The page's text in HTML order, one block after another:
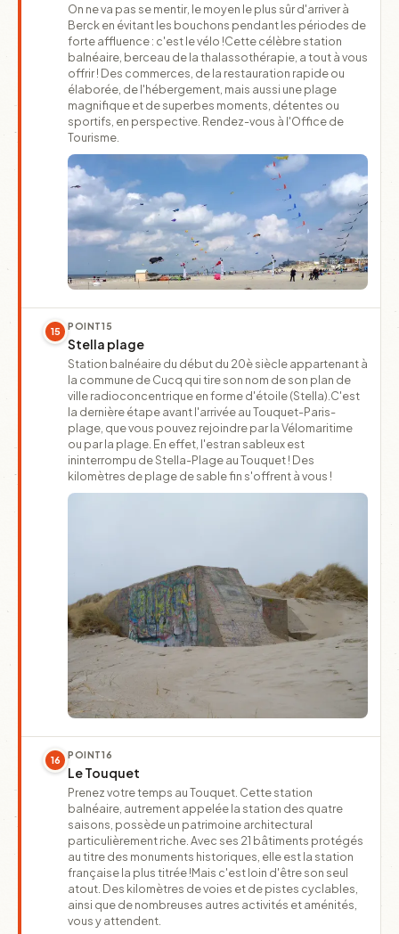
On ne va pas se mentir, le moyen le plus sûr d'arriver à
Berck en évitant les bouchons pendant les périodes de
forte affluence : c'est le vélo !Cette célèbre station
balnéaire, berceau de la thalassothérapie, a tout à vous
offrir ! Des commerces, de la restauration rapide ou
élaborée, de l'hébergement, mais aussi une plage
magnifique et de superbes moments, détentes ou
sportifs, en perspective. Rendez-vous à l'Office de
Tourisme.
15 POINT15
Stella plage
Station balnéaire du début du 20è siècle appartenant à
la commune de Cucq qui tire son nom de son plan de
ville radioconcentrique en forme d'étoile (Stella).C'est
la dernière étape avant l'arrivée au Touquet-Paris-
plage, que vous pouvez rejoindre par la Vélomaritime
ou par la plage. En effet, l'estran sableux est
ininterrompu de Stella-Plage au Touquet ! Des
kilomètres de plage de sable fin s'offrent à vous !
16 POINT16
Le Touquet
Prenez votre temps au Touquet. Cette station
balnéaire, autrement appelée la station des quatre
saisons, possède un patrimoine architectural
particulièrement riche. Avec ses 21 bâtiments protégés
au titre des monuments historiques, elle est la station
française la plus titrée !Mais c'est loin d'être son seul
atout. Des kilomètres de voies et de pistes cyclables,
ainsi que de nombreuses autres activités et aménités,
vous y attendent.